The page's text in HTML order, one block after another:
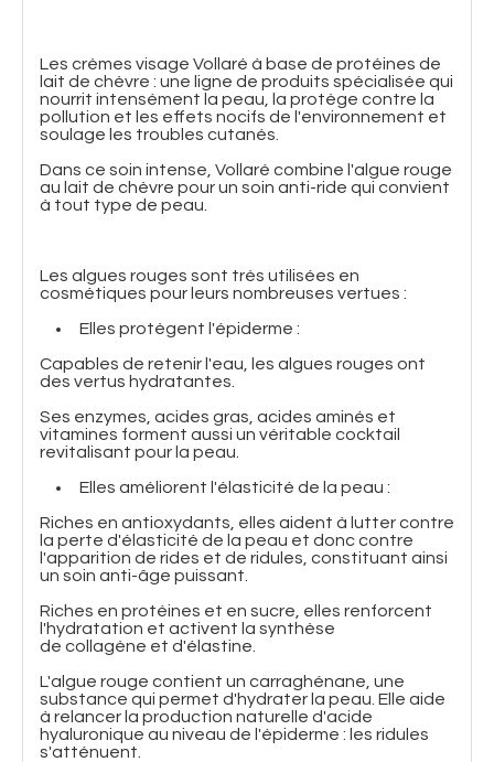
Les crèmes visage Vollaré à base de protéines de
lait de chèvre : une ligne de produits spécialisée qui
nourrit intensément la peau, la protège contre la
pollution et les effets nocifs de l'environnement et
soulage les troubles cutanés.
Dans ce soin intense, Vollaré combine l'algue rouge
au lait de chèvre pour un soin anti-ride qui convient
à tout type de peau.
Les algues rouges sont très utilisées en
cosmétiques pour leurs nombreuses vertues :
Elles protègent l'épiderme :
Capables de retenir l'eau, les algues rouges ont
des vertus hydratantes.
Ses enzymes, acides gras, acides aminés et
vitamines forment aussi un véritable cocktail
revitalisant pour la peau.
Elles améliorent l'élasticité de la peau :
Riches en antioxydants, elles aident à lutter contre
la perte d'élasticité de la peau et donc contre
l'apparition de rides et de ridules, constituant ainsi
un soin anti-âge puissant.
Riches en protéines et en sucre, elles renforcent
l'hydratation et activent la synthèse
de collagène et d'élastine.
L'algue rouge contient un carraghénane, une
substance qui permet d'hydrater la peau. Elle aide
à relancer la production naturelle d'acide
hyaluronique au niveau de l'épiderme : les ridules
s'atténuent.